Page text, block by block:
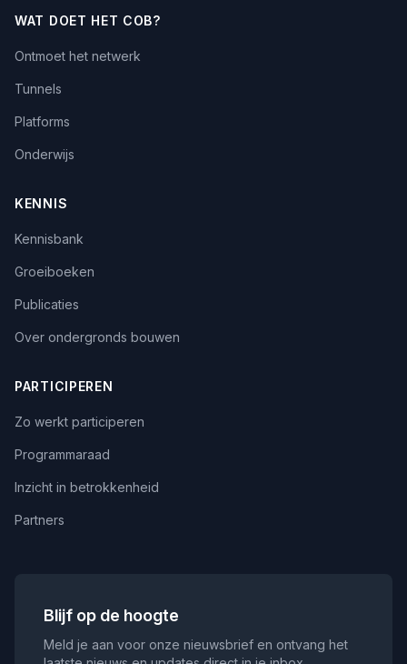
WAT DOET HET COB?
Ontmoet het netwerk
Tunnels
Platforms
Onderwijs
KENNIS
Kennisbank
Groeiboeken
Publicaties
Over ondergronds bouwen
PARTICIPEREN
Zo werkt participeren
Programmaraad
Inzicht in betrokkenheid
Partners
Blijf op de hoogte
Meld je aan voor onze nieuwsbrief en ontvang het